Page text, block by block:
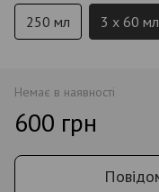
250 мл 3 x 60 мл
Немає в наявності
600 грн